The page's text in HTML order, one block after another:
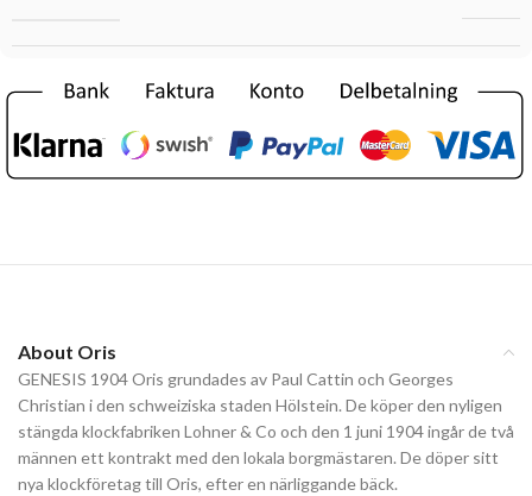
About Oris
GENESIS 1904 Oris grundades av Paul Cattin och Georges
Christian i den schweiziska staden Hölstein. De köper den nyligen
stängda klockfabriken Lohner & Co och den 1 juni 1904 ingår de två
männen ett kontrakt med den lokala borgmästaren. De döper sitt
nya klockföretag till Oris, efter en närliggande bäck.